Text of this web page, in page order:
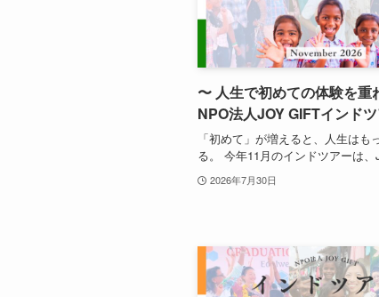
〜 人生で初めての体験を重
NPO法人JOY GIFTインド
「初めて」が増えると、人生はも
る。 今年11月のインドツアーは
2026年7月30日